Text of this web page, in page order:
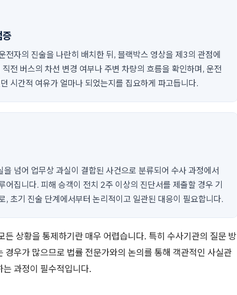
증
전자의 진술을 나란히 배치한 뒤, 블랙박스 영상을 제3의 관점에
전 버스의 차선 변경 여부나 주변 차량의 흐름을 확인하며, 운전
시간적 여유가 얼마나 되었는지를 집요하게 파고듭니다.
을 넘어 업무상 과실이 결합된 사건으로 분류되어 수사 과정에서
어집니다. 피해 승객이 전치 2주 이상의 진단서를 제출할 경우 기
, 초기 진술 단계에서부터 논리적이고 일관된 대응이 필요합니다.
든 상황을 통제하기란 매우 어렵습니다. 특히 수사기관의 질문 방
경우가 많으므로 법률 전문가와의 논의를 통해 객관적인 사실관
과정이 필수적입니다.